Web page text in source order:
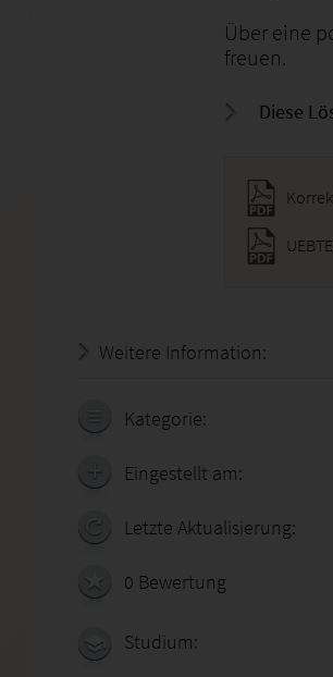
Über eine
freuen.
Diese
Weitere Information:
Kategorie:
Eingestellt am:
Letzte Aktualisierung:
0 Bewertung
Studium: